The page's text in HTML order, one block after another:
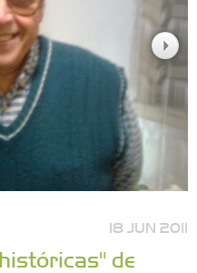
18 JUN 2011
de